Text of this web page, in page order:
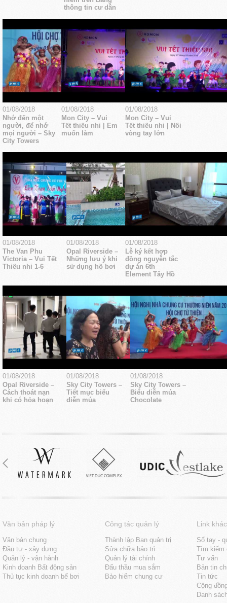
thông tin cư dân
01/08/2018
Nhớ đến một
người, để nhớ
mọi người – Sky
City Towers
01/08/2018
Mon City – Vui
Tết thiếu nhi | Em
muốn làm
01/08/2018
Mon City – Vui
Tết thiếu nhi | Nối
vòng tay lớn
01/08/2018
The Van Phu
Victoria – Vui Tết
Thiếu nhi 1-6
01/08/2018
Opal Riverside –
Những lưu ý khi
sử dụng hồ bơi
01/08/2018
Lễ ký kết hợp
đồng nguyễn tắc
dự án 6th
Element Tây Hồ
01/08/2018
Opal Riverside –
Cách thoát nạn
khi có hỏa hoạn
01/08/2018
Sky City Towers –
Tiết mục biểu
diễn múa
01/08/2018
Sky City Towers –
Biểu diễn múa
Chocolate
Văn bản pháp lý
Văn bản chung
Đầu tư - xây dưng
Quản lý - vận hành
Kinh doanh Bất động sản
Thủ tục kinh doanh bể bơi
Công tác quản lý
Thành lập Ban quản trị
Sửa chữa bảo trì
Quản lý tài chính
Đấu thầu mua sắm
Bảo hiểm chung cư
Link khác
Sổ tay -
Tìm kiếm
Tư vấn
Bản tin
Tin tức
Cộng
Danh